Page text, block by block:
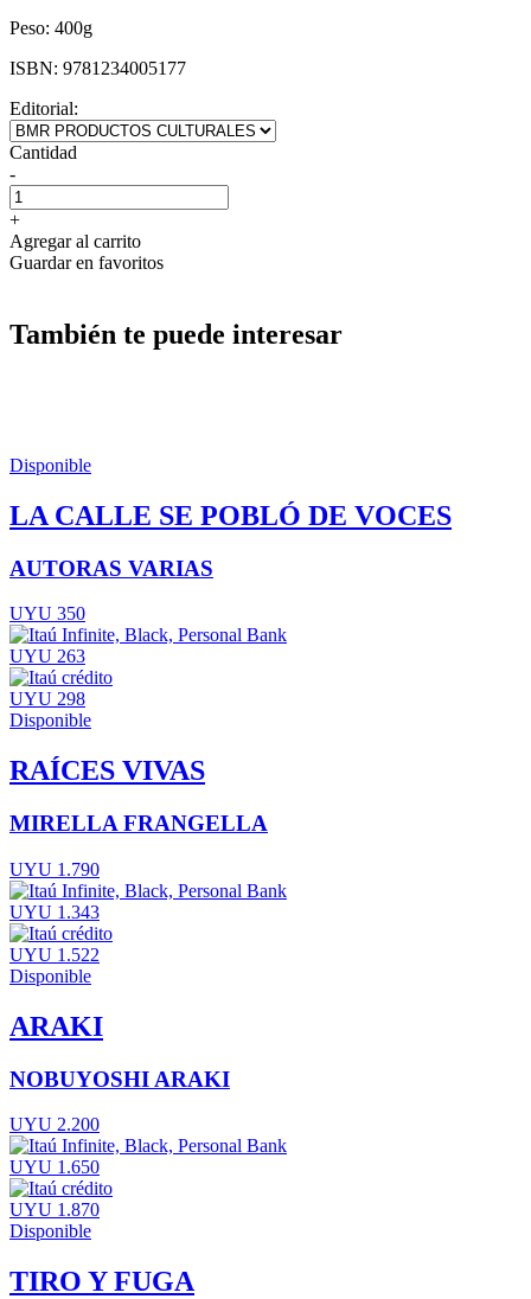
Peso: 400g
ISBN: 9781234005177
Editorial:
Cantidad
-
+
Agregar al carrito
Guardar en favoritos
También te puede interesar
Disponible
LA CALLE SE POBLÓ DE VOCES
AUTORAS VARIAS
UYU 350
UYU 263
UYU 298
Disponible
RAÍCES VIVAS
MIRELLA FRANGELLA
UYU 1.790
UYU 1.343
UYU 1.522
Disponible
ARAKI
NOBUYOSHI ARAKI
UYU 2.200
UYU 1.650
UYU 1.870
Disponible
TIRO Y FUGA